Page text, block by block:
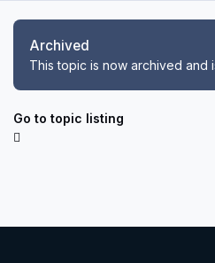
Archived
This topic is now archived and
Go to topic listing